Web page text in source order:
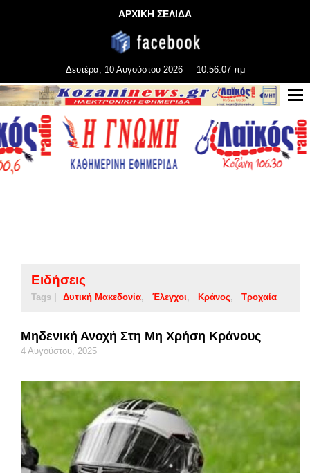
ΑΡΧΙΚΗ ΣΕΛΙΔΑ
Δευτέρα, 10 Αυγούστου 2026 10:56:08 πμ
Ειδήσεις
Tags | Δυτική Μακεδονία Έλεγχοι Κράνος Τροχαία
Μηδενική Ανοχή Στη Μη Χρήση Κράνους
4 Αυγούστου, 2025